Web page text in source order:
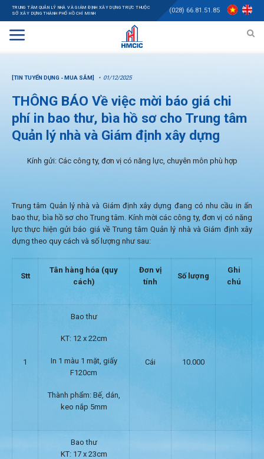
TRUNG TÂM QUẢN LÝ NHÀ VÀ GIÁM ĐỊNH XÂY DỰNG TRỰC THUỘC
SỞ XÂY DỰNG THÀNH PHỐ HỒ CHÍ MINH
(028) 66.81.51.85
[TIN TUYỂN DỤNG - MUA SẮM] 01/12/2025
THÔNG BÁO Về việc mời báo giá chi
phí in bao thư, bìa hồ sơ cho Trung tâm
Quản lý nhà và Giám định xây dựng
Kính gửi: Các công ty, đơn vị có năng lực, chuyên môn phù hợp
Trung tâm Quản lý nhà và Giám định xây dựng đang có nhu cầu in ấn
bao thư, bìa hồ sơ cho Trung tâm. Kính mời các công ty, đơn vị có năng
lực thực hiện gửi báo giá về Trung tâm Quản lý nhà và Giám định xây
dựng theo quy cách và số lượng như sau:
Stt
Tân hàng hóa (quy
cách)
Đơn vị
tính
Số lượng
Ghi
chú
1
Bao thư
KT: 12 x 22cm
In 1 màu 1 mặt, giấy
F120cm
Thành phẩm: Bế, dán,
keo nắp 5mm
Cái 10.000
Bao thư
KT: 17 x 23cm